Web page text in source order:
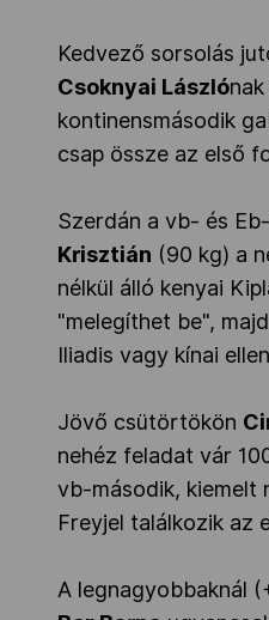
Kedvező sorsolás
Csoknyai László
kontinensmásodik
csap össze az első
Szerdán a vb- és
Krisztián (90 kg) a
nélkül álló kenyai
"melegíthet be",
Iliadis vagy kínai
Jövő csütörtökön
nehéz feladat vár
vb-második, kiemelt
Freyjel találkozik az
A legnagyobbaknál